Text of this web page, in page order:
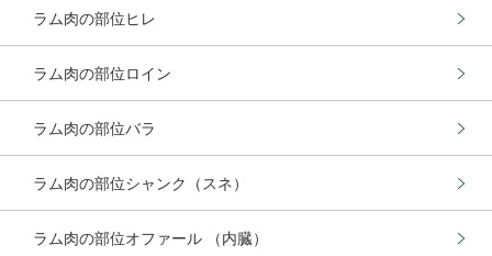
ラム肉の部位ヒレ
ラム肉の部位ロイン
ラム肉の部位バラ
ラム肉の部位シャンク（スネ）
ラム肉の部位オファール （内臓）